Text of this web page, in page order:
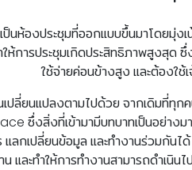
ป็นห้องประชุมที่ออกแบบขึ้นมาโดยมุ่
การประชุมเกิดประสิทธิภาพสูงสุด
ใช้จ่ายค่อนข้างสูง และต้องใช้
ปลี่ยนแปลงตามไปด้วย จากเดิมที่ทุ
ซึ่งสิ่งที่เข้ามามีบทบาทเป็นอย่า
แลกเปลี่ยนข้อมูล และทำงานร่วมกั
และทำให้การทำงานสามารถดำเนิน